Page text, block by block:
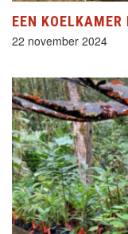
EEN
22 november 2024